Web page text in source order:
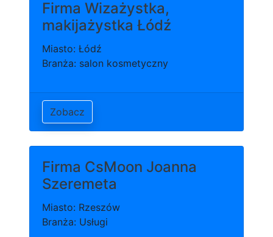
Firma Wizażystka,
makijażystka Łódź
Miasto: Łódź
Branża: salon kosmetyczny
Zobacz
Firma CsMoon Joanna
Szeremeta
Miasto: Rzeszów
Branża: Usługi